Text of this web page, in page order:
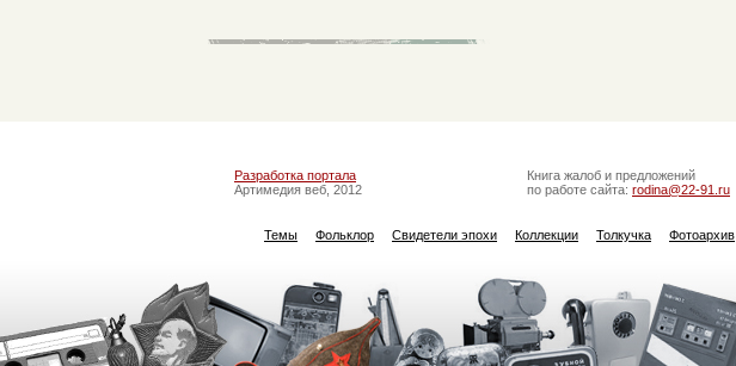
Разработка портала
Артимедия веб, 2012
Книга жалоб и предложений
по работе сайта: rodina@22-91.ru
Темы Фольклор Свидетели эпохи Коллекции Толкучка Фотоархив